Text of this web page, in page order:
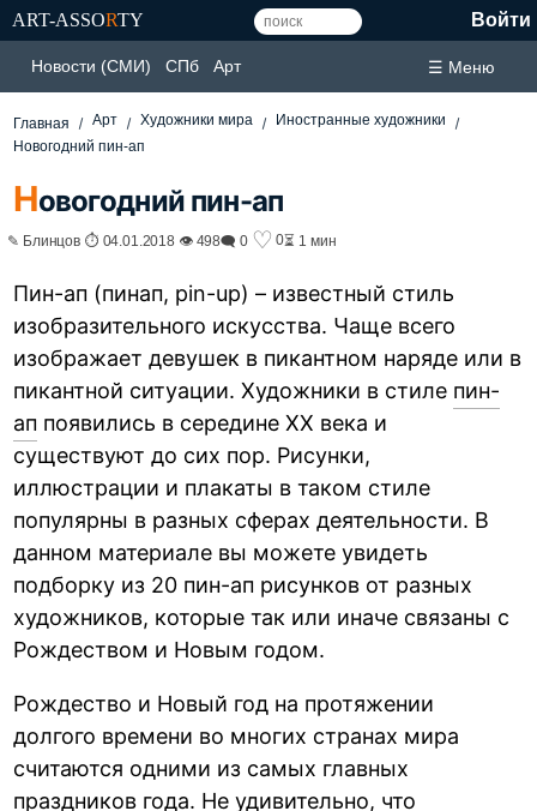
ART-ASSORTY Войти
Новости (СМИ) СПб Арт ☰ Меню
Главная Арт Художники мира
Иностранные художники
Новогодний пин-ап
Новогодний пин-ап
✎ Блинцов ⏱ 04.01.2018 👁 498🗨 0 ♡ 0⏳ 1 мин
Пин-ап (пинап, pin-up) – известный стиль
изобразительного искусства. Чаще всего
изображает девушек в пикантном наряде или в
пикантной ситуации. Художники в стиле пин-
ап появились в середине XX века и
существуют до сих пор. Рисунки,
иллюстрации и плакаты в таком стиле
популярны в разных сферах деятельности. В
данном материале вы можете увидеть
подборку из 20 пин-ап рисунков от разных
художников, которые так или иначе связаны с
Рождеством и Новым годом.
Рождество и Новый год на протяжении
долгого времени во многих странах мира
считаются одними из самых главных
праздников года. Не удивительно, что